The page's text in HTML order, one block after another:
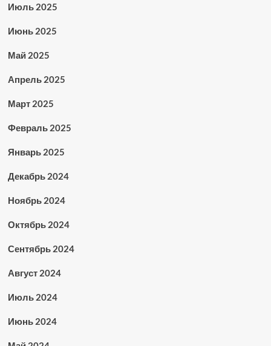
Июль 2025
Июнь 2025
Май 2025
Апрель 2025
Март 2025
Февраль 2025
Январь 2025
Декабрь 2024
Ноябрь 2024
Октябрь 2024
Сентябрь 2024
Август 2024
Июль 2024
Июнь 2024